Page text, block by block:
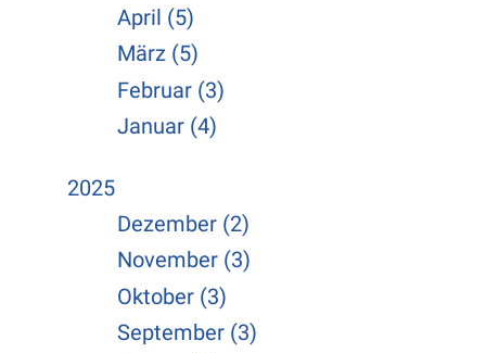
April (5)
März (5)
Februar (3)
Januar (4)
2025
Dezember (2)
November (3)
Oktober (3)
September (3)